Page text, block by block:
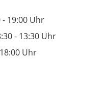
- 19:00 Uhr
- 13:30 Uhr
Uhr